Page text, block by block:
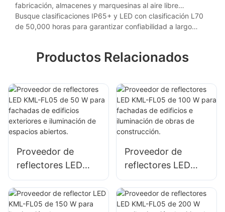
extremas (-40 °F a 130 °F).
fabricación, almacenes y marquesinas al aire libre
expuestas al polvo, la humedad o las vibraciones.
Busque clasificaciones IP65+ y LED con clasificación L70
de 50,000 horas para garantizar confiabilidad a largo
Productos Relacionados
Proveedor de
reflectores LED
KML-FL05 de 50 W
para fachadas de
edificios exteriores
Proveedor de
reflectores LED
KML-FL05 de 100
W para fachadas
de edificios e